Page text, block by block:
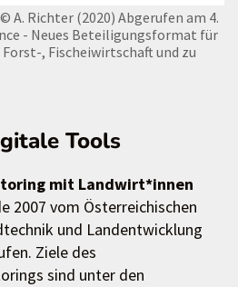
© A. Richter (2020) Abgerufen am 4.
- Neues Beteiligungsformat für
, Fischeiwirtschaft und zu
Tools
mit Landwirt*innen
2007 vom Österreichischen
und Landentwicklung
Ziele des
sind unter den